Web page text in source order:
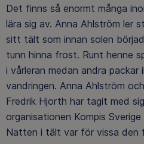
Det finns så enormt många
lära sig av. Anna Ahlström ler
sitt tält som innan solen
tunn hinna frost. Runt henne
i vårleran medan andra
vandringen. Anna Ahlström
Fredrik Hjorth har tagit med
organisationen Kompis
Natten i tält var för vissa den